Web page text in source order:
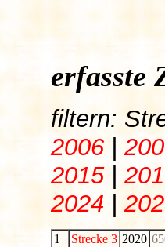
erfasste
filtern:
2006|
2015|
2024 |
1 Strecke 3 2020